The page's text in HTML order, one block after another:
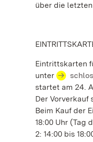
über die
Eintrittskarten
unter
startet am 24.
Der
Beim Kauf der
18:00 Uhr (Tag
2: 14:00 bis